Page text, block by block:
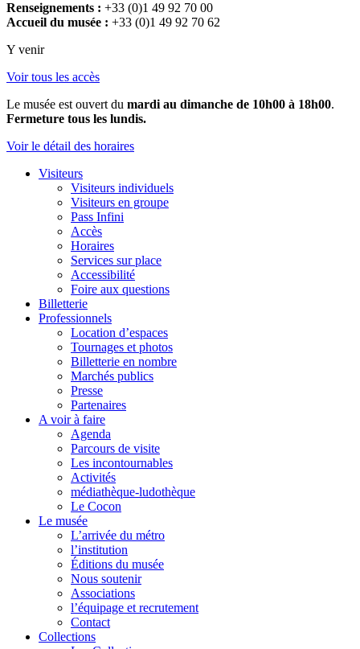
Renseignements : +33 (0)1 49 92 70 00
Accueil du musée : +33 (0)1 49 92 70 62
Y venir
Voir tous les accès
Le musée est ouvert du mardi au dimanche de 10h00 à 18h00.
Fermeture tous les lundis.
Voir le détail des horaires
Visiteurs
Visiteurs individuels
Visiteurs en groupe
Pass Infini
Accès
Horaires
Services sur place
Accessibilité
Foire aux questions
Billetterie
Professionnels
Location d’espaces
Tournages et photos
Billetterie en nombre
Marchés publics
Presse
Partenaires
A voir à faire
Agenda
Parcours de visite
Les incontournables
Activités
médiathèque-ludothèque
Le Cocon
Le musée
L’arrivée du métro
l’institution
Éditions du musée
Nous soutenir
Associations
l’équipage et recrutement
Contact
Collections